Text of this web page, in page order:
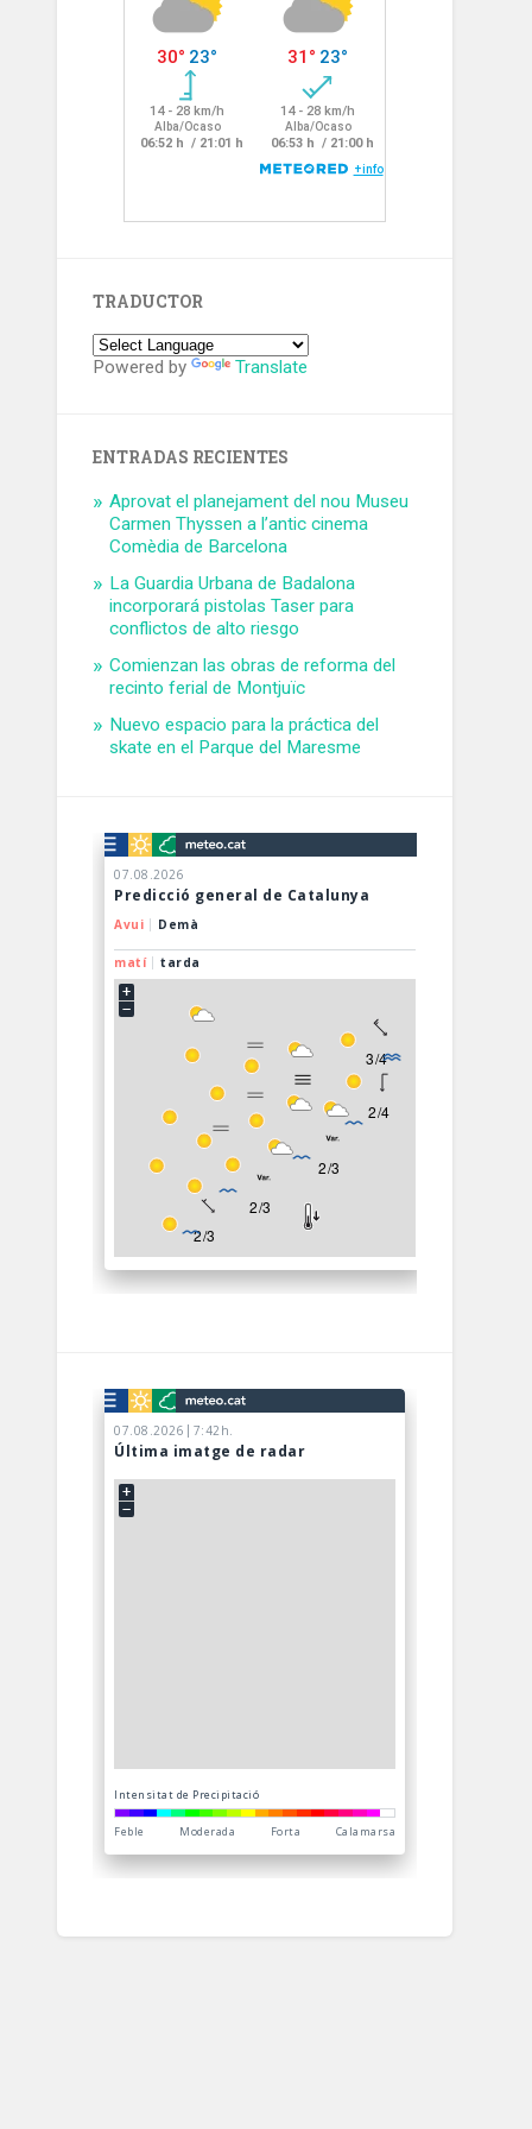
TRADUCTOR
Powered by Translate
ENTRADAS RECIENTES
Aprovat el planejament del nou Museu
Carmen Thyssen a l’antic cinema
Comèdia de Barcelona
La Guardia Urbana de Badalona
incorporará pistolas Taser para
conflictos de alto riesgo
Comienzan las obras de reforma del
recinto ferial de Montjuïc
Nuevo espacio para la práctica del
skate en el Parque del Maresme